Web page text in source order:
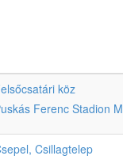
köz
Ferenc Stadion M
Csillagtelep